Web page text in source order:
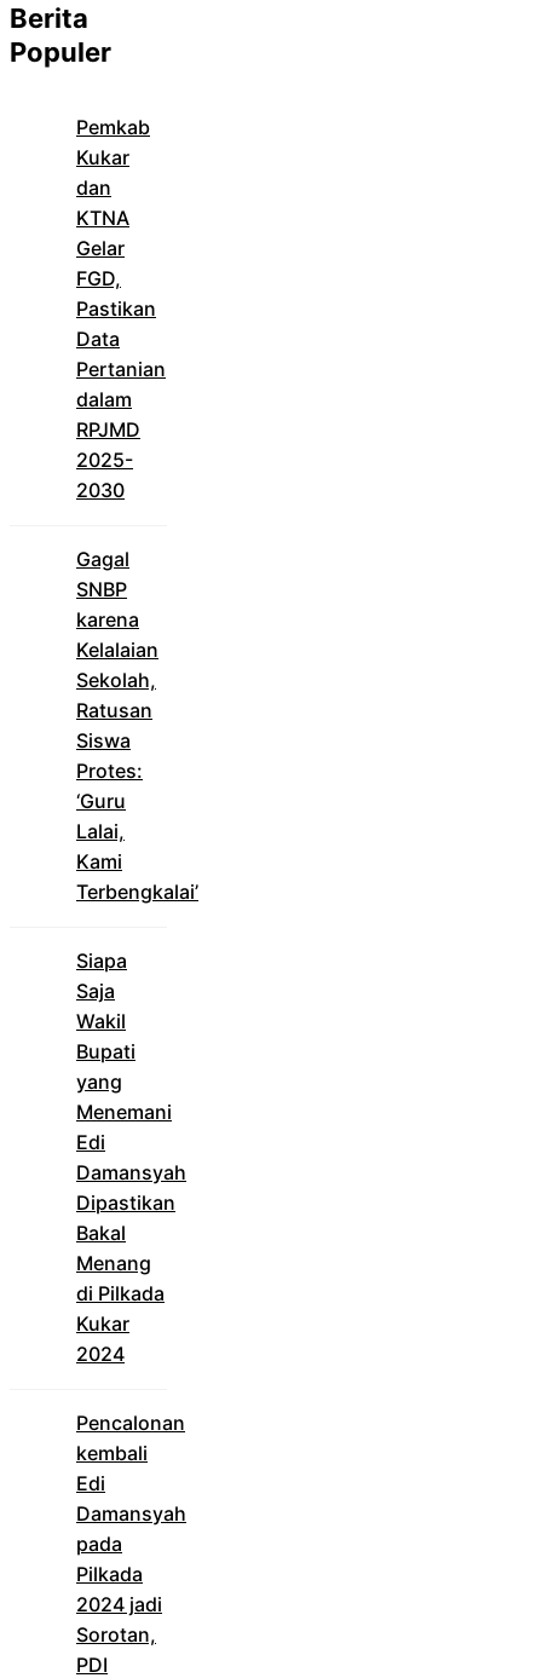
Berita
Populer
Pemkab
Kukar
dan
KTNA
Gelar
FGD,
Pastikan
Data
Pertanian
dalam
RPJMD
2025-
2030
Gagal
SNBP
karena
Kelalaian
Sekolah,
Ratusan
Siswa
Protes:
‘Guru
Lalai,
Kami
Terbengkalai’
Siapa
Saja
Wakil
Bupati
yang
Menemani
Edi
Damansyah
Dipastikan
Bakal
Menang
di Pilkada
Kukar
2024
Pencalonan
kembali
Edi
Damansyah
pada
Pilkada
2024 jadi
Sorotan,
PDI